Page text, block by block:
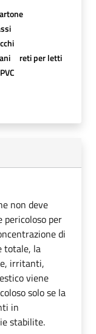
reti per letti
non deve
pericoloso per
di
totale, la
irritanti,
viene
solo se la
in
stabilite.